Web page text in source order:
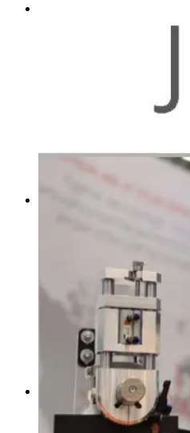
Stopka redakcjna
English
Polski
Menu